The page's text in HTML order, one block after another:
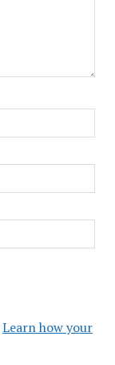
Learn how your